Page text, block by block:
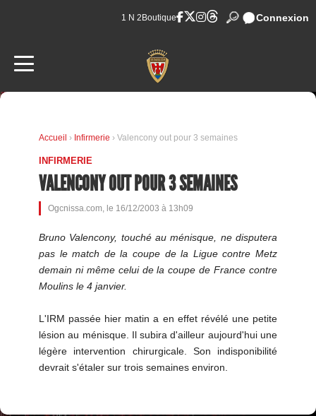
1 N 2 Boutique Connexion
Accueil › Infirmerie › Valencony out pour 3 semaines
INFIRMERIE
VALENCONY OUT POUR 3 SEMAINES
Ogcnissa.com, le 16/12/2003 à 13h09
Bruno Valencony, touché au ménisque, ne disputera
pas le match de la coupe de la Ligue contre Metz
demain ni même celui de la coupe de France contre
Moulins le 4 janvier.
L'IRM passée hier matin a en effet révélé une petite
lésion au ménisque. Il subira d'ailleur aujourd'hui une
légère intervention chirurgicale. Son indisponibilité
devrait s'étaler sur trois semaines environ.